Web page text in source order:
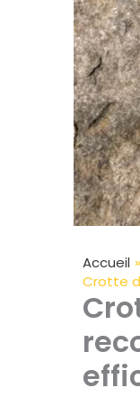
Accueil
Crotte